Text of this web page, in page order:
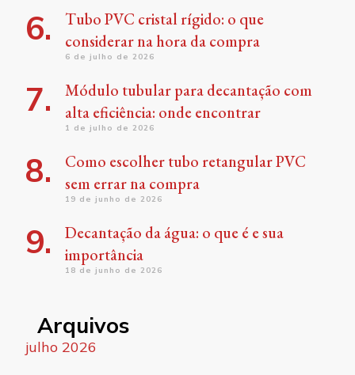
Tubo PVC cristal rígido: o que
considerar na hora da compra
6 de julho de 2026
Módulo tubular para decantação com
alta eficiência: onde encontrar
1 de julho de 2026
Como escolher tubo retangular PVC
sem errar na compra
19 de junho de 2026
Decantação da água: o que é e sua
importância
18 de junho de 2026
Arquivos
julho 2026